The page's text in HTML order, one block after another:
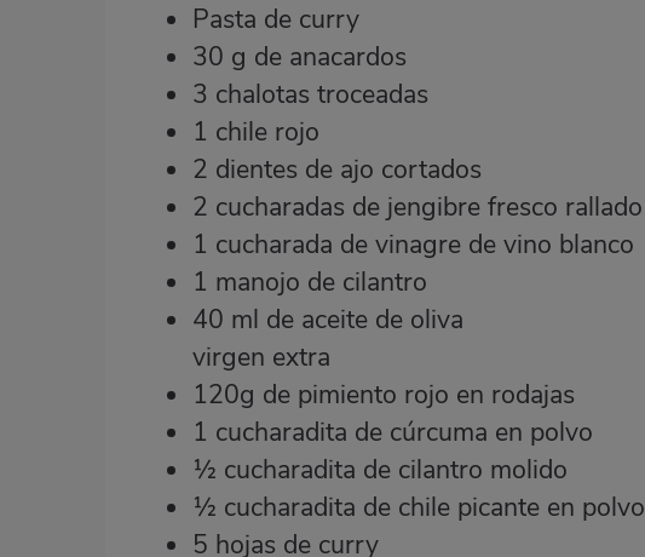
Pasta de curry
30 g de anacardos
3 chalotas troceadas
1 chile rojo
2 dientes de ajo cortados
2 cucharadas de jengibre fresco rallado
1 cucharada de vinagre de vino blanco
1 manojo de cilantro
40 ml de aceite de oliva
virgen extra
120g de pimiento rojo en rodajas
1 cucharadita de cúrcuma en polvo
½ cucharadita de cilantro molido
½ cucharadita de chile picante en polvo
5 hojas de curry